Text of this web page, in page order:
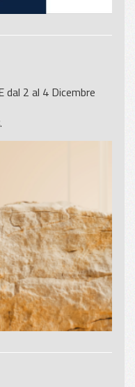
dal 2 al 4 Dicembre